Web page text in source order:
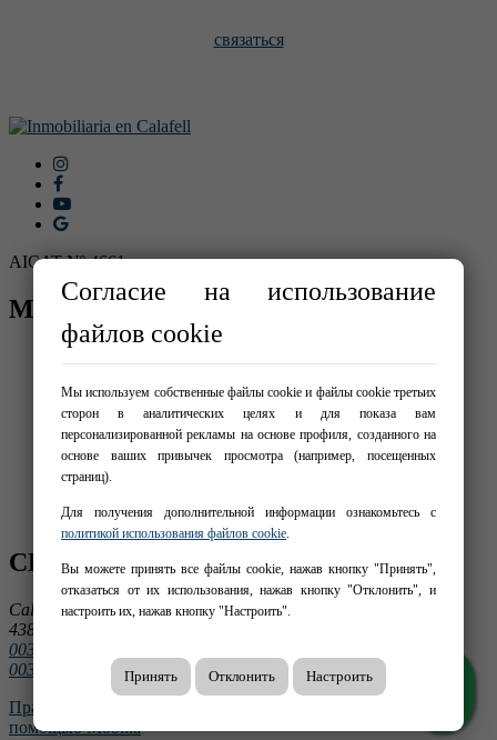
связаться
AICAT Nº 4661
МЕНЮ
Аренда
Новостройки
Detalle promoción
Продать свою недвижимость
Мы
Контакты
СВЯЖИТЕСЬ С НАМИ
Calle Montserrat 4
43820 Calafell
0034 977 078 938
0034 665 754 744
Правовая информация
помощью Mobilia
Согласие на использование
файлов cookie
Мы используем собственные файлы cookie и файлы cookie третьих
сторон в аналитических целях и для показа вам
персонализированной рекламы на основе профиля, созданного на
основе ваших привычек просмотра (например, посещенных
страниц).
Для получения дополнительной информации ознакомьтесь с
политикой использования файлов cookie.
Вы можете принять все файлы cookie, нажав кнопку "Принять",
отказаться от их использования, нажав кнопку "Отклонить", и
настроить их, нажав кнопку "Настроить".
Принять Отклонить Настроить